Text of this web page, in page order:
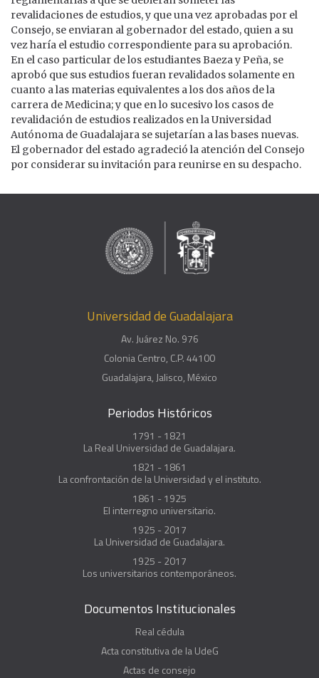
revalidaciones de estudios, y que una vez aprobadas por el
Consejo, se enviaran al gobernador del estado, quien a su
vez haría el estudio correspondiente para su aprobación.
En el caso particular de los estudiantes Baeza y Peña, se
aprobó que sus estudios fueran revalidados solamente en
cuanto a las materias equivalentes a los dos años de la
carrera de Medicina; y que en lo sucesivo los casos de
revalidación de estudios realizados en la Universidad
Autónoma de Guadalajara se sujetarían a las bases nuevas.
El gobernador del estado agradeció la atención del Consejo
por considerar su invitación para reunirse en su despacho.
Universidad de Guadalajara
Av. Juárez No. 976
Colonia Centro, C.P. 44100
Guadalajara, Jalisco, México
Periodos Históricos
1791 - 1821
La Real Universidad de Guadalajara.
1821 - 1861
La confrontación de la Universidad y el instituto.
1861 - 1925
El interregno universitario.
1925 - 2017
La Universidad de Guadalajara.
1925 - 2017
Los universitarios contemporáneos.
Documentos Institucionales
Real cédula
Acta constitutiva de la UdeG
Actas de consejo